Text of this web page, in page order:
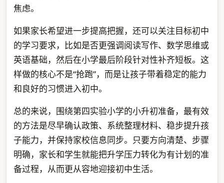
焦虑。
如果家长希望进一步提高把握，还可以关注目标初中
的学习要求，比如是否更强调阅读写作、数学思维或
英语基础，然后在小学最后阶段针对性补齐短板。这
样做的核心不是“抢跑”，而是让孩子带着稳定的能力
和良好的习惯进入初中。
总的来说，围绕第四实验小学的小升初准备，最有效
的方法是尽早确认政策、系统整理材料、稳步提升孩
子能力，并保持家校信息同步。只要方向清楚、步骤
明确，家长和学生就能把升学压力转化为有计划的准
备过程，从而更从容地迎接初中生活。